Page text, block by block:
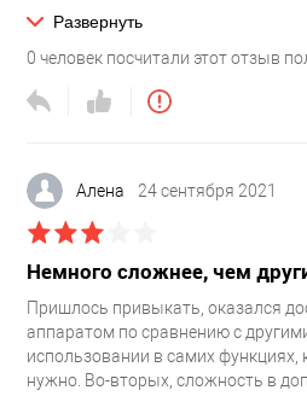
проблема, но я самостоятельно с
и не вспомню что конкретно там
Развернуть
0 человек посчитали этот отзыв
Алена 24 сентября 2021
Немного сложнее, чем
Пришлось привыкать, оказался
аппаратом по сравнению с
использовании в самих функциях,
нужно. Во-вторых, сложность в